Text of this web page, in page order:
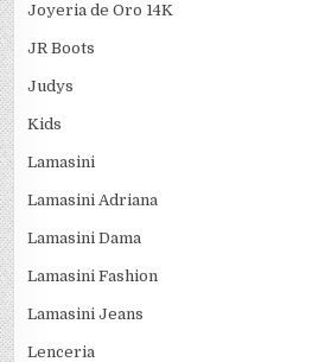
Joyeria de Oro 14K
JR Boots
Judys
Kids
Lamasini
Lamasini Adriana
Lamasini Dama
Lamasini Fashion
Lamasini Jeans
Lenceria